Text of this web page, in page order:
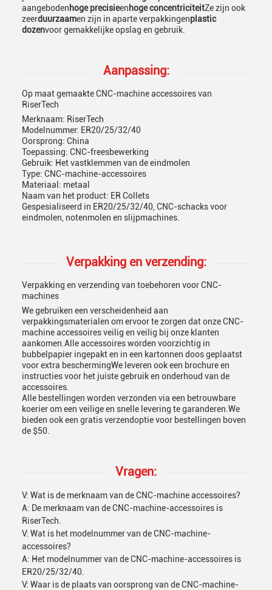
aangebodenhoge precisieenhoge concentriciteitZe zijn ook
zeerduurzaamen zijn in aparte verpakkingenplastic
dozenvoor gemakkelijke opslag en gebruik.
Aanpassing:
Op maat gemaakte CNC-machine accessoires van
RiserTech
Merknaam: RiserTech
Modelnummer: ER20/25/32/40
Oorsprong: China
Toepassing: CNC-freesbewerking
Gebruik: Het vastklemmen van de eindmolen
Type: CNC-machine-accessoires
Materiaal: metaal
Naam van het product: ER Collets
Gespesialiseerd in ER20/25/32/40, CNC-schacks voor
eindmolen, notenmolen en slijpmachines.
Verpakking en verzending:
Verpakking en verzending van toebehoren voor CNC-
machines
We gebruiken een verscheidenheid aan
verpakkingsmaterialen om ervoor te zorgen dat onze CNC-
machine accessoires veilig en veilig bij onze klanten
aankomen.Alle accessoires worden voorzichtig in
bubbelpapier ingepakt en in een kartonnen doos geplaatst
voor extra beschermingWe leveren ook een brochure en
instructies voor het juiste gebruik en onderhoud van de
accessoires.
Alle bestellingen worden verzonden via een betrouwbare
koerier om een veilige en snelle levering te garanderen.We
bieden ook een gratis verzendoptie voor bestellingen boven
de $50.
Vragen:
V: Wat is de merknaam van de CNC-machine accessoires?
A: De merknaam van de CNC-machine-accessoires is
RiserTech.
V: Wat is het modelnummer van de CNC-machine-
accessoires?
A: Het modelnummer van de CNC-machine-accessoires is
ER20/25/32/40.
V: Waar is de plaats van oorsprong van de CNC-machine-